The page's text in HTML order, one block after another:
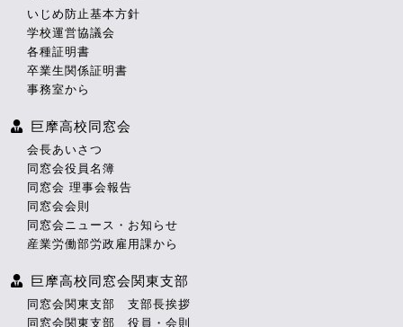
いじめ防止基本方針
学校運営協議会
各種証明書
卒業生関係証明書
事務室から
巨摩高校同窓会
会長あいさつ
同窓会役員名簿
同窓会 理事会報告
同窓会会則
同窓会ニュース・お知らせ
産業労働部労政雇用課から
巨摩高校同窓会関東支部
同窓会関東支部 支部長挨拶
同窓会関東支部 役員・会則